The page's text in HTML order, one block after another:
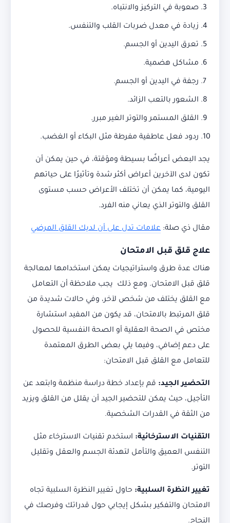
صعوبة في التركيز والانتباه.
زيادة في معدل ضربات القلب والتنفس.
تعرق اليدين أو الجسم.
مشاكل هضمية.
رجفة في اليدين أو الجسم.
الشعور بالتعب الزائد.
القلق المستمر والتوتر الغير مبرر.
ردود فعل عاطفية مفرطة مثل البكاء أو الغضب.
يجد البعض أعراضًا بسيطة ومؤقتة، في حين يمكن أن
تكون لدى الآخرين أعراض أكثر شدة وتأثيرًا على حياتهم
اليومية، كما يمكن أن تختلف الأعراض حسب مستوى
القلق والتوتر الذي يعاني منه الفرد.
مقال ذي صلة: علامات تدل على أن لديك القلق المرضي
علاج قلق قبل الامتحان
هناك عدة طرق واستراتيجيات يمكن استخدامها لمعالجة
قلق قبل الامتحان. ومع ذلك يجب ملاحظة أن التعامل
مع القلق يختلف من شخص لآخر، وفي حالات شديدة من
قلق المرتبط بالامتحان، قد يكون من المفيد استشارة
مختص في الصحة العقلية أو الصحة النفسية للحصول
على دعم إضافي، وفيما يلي بعض الطرق المعتمدة
للتعامل مع القلق قبل الامتحان:
التحضير الجيد: قم بإعداد خطة دراسة منظمة وابتعد عن
التأجيل، حيث يمكن للتحضير الجيد أن يقلل من القلق ويزيد
من الثقة في القدرات الشخصية.
التقنيات الاسترخائية: استخدم تقنيات الاسترخاء مثل
التنفس العميق والتأمل لتهدئة الجسم والعقل وتقليل
التوتر.
تغيير النظرة السلبية: حاول تغيير النظرة السلبية تجاه
الامتحان والتفكير بشكل إيجابي حول قدراتك وفرصك في